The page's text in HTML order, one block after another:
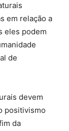
em relação a
eles podem
de
devem
positivismo
da